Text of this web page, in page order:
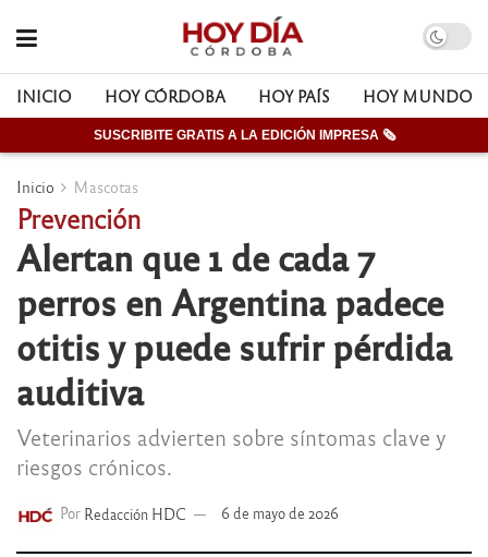
INICIO HOY CÓRDOBA HOY PAÍS HOY MUNDO
SUSCRIBITE GRATIS A LA EDICIÓN IMPRESA 🗞
Inicio Mascotas
Prevención
Alertan que 1 de cada 7
perros en Argentina padece
otitis y puede sufrir pérdida
auditiva
Veterinarios advierten sobre síntomas clave y
riesgos crónicos.
Por Redacción HDC 6 de mayo de 2026